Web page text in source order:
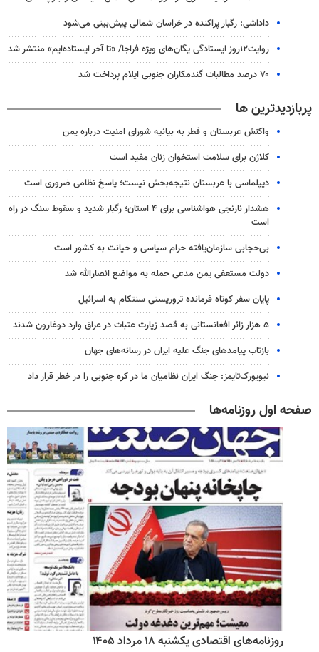
داداشی: رگبار پراکنده در خراسان شمالی پیش‌بینی می‌شود
روایت۱۲روز ایستادگی یگان‌های ویژه فراجا/ «تا آخر ایستاده‌ایم» منتشر شد
۷۰ درصد مطالبات گندمکاران جنوبی ایلام پرداخت شد
پربازدیدترین ها
واکنش عربستان و قطر به بیانیه شورای امنیت درباره یمن
کلاژن برای سلامت استخوان زنان مفید است
دیپلماسی با عربستان نتیجه‌بخش نیست؛ پاسخ نظامی ضروری است
هشدار نارنجی هواشناسی برای ۴ استان؛ رگبار شدید و سقوط سنگ در راه
است
بی‌حجابی سازمان‌یافته حرام سیاسی و خیانت به کشور است
دولت مستعفی یمن مدعی حمله به مواضع انصارالله شد
پایان سفر کوتاه فرمانده تروریستی سنتکام به اسرائیل
۵ هزار زائر افغانستانی به قصد زیارت عتبات در عراق وارد دوغارون شدند
بازتاب پیامدهای جنگ علیه ایران در رسانه‌های جهان
نیویورک‌تایمز: جنگ ایران نظامیان ما در کره جنوبی را در خطر قرار داد
صفحه اول روزنامه‌ها
روزنامه‌های اقتصادی یکشنبه ۱۸ مرداد ۱۴۰۵